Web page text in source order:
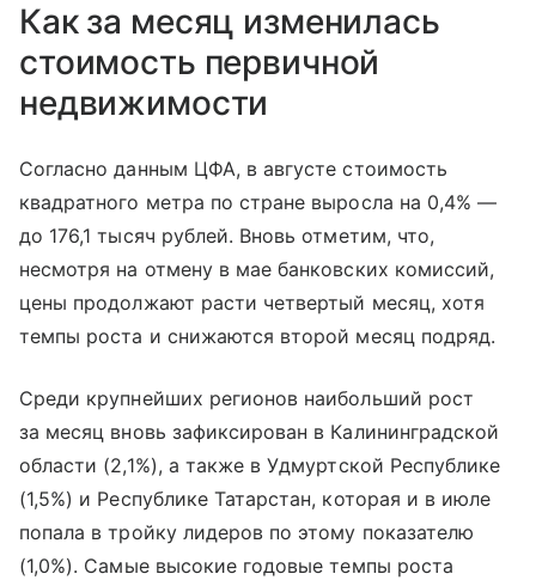
Как за месяц изменилась
стоимость первичной
недвижимости
Согласно данным ЦФА, в августе стоимость
квадратного метра по стране выросла на 0,4% —
до 176,1 тысяч рублей. Вновь отметим, что,
несмотря на отмену в мае банковских комиссий,
цены продолжают расти четвертый месяц, хотя
темпы роста и снижаются второй месяц подряд.
Среди крупнейших регионов наибольший рост
за месяц вновь зафиксирован в Калининградской
области (2,1%), а также в Удмуртской Республике
(1,5%) и Республике Татарстан, которая и в июле
попала в тройку лидеров по этому показателю
(1,0%). Самые высокие годовые темпы роста